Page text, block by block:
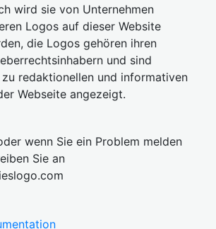
wird sie von Unternehmen
Logos auf dieser Website
die Logos gehören ihren
und sind
redaktionellen und informativen
Webseite angezeigt.
wenn Sie ein Problem melden
Sie an
logo.com